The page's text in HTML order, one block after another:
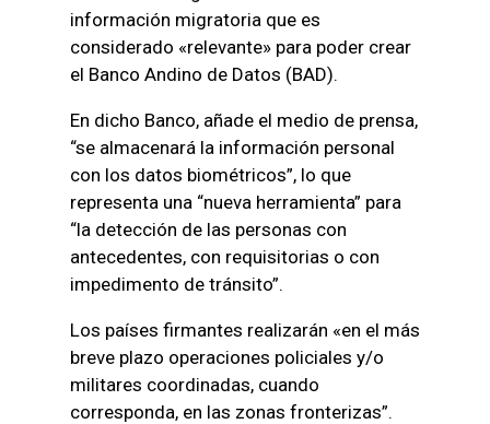
información migratoria que es
considerado «relevante» para poder crear
el Banco Andino de Datos (BAD).
En dicho Banco, añade el medio de prensa,
“se almacenará la información personal
con los datos biométricos”, lo que
representa una “nueva herramienta” para
“la detección de las personas con
antecedentes, con requisitorias o con
impedimento de tránsito”.
Los países firmantes realizarán «en el más
breve plazo operaciones policiales y/o
militares coordinadas, cuando
corresponda, en las zonas fronterizas”.